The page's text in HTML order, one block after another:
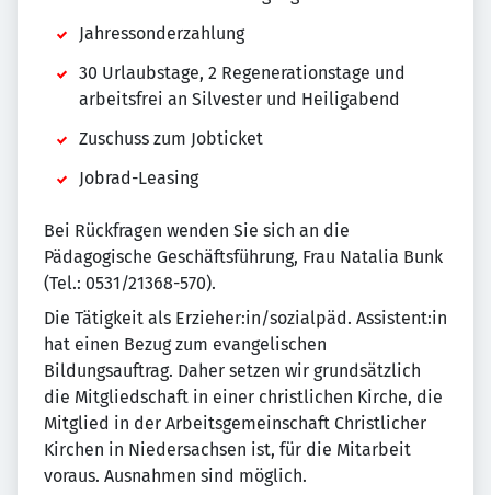
Jahressonderzahlung
30 Urlaubstage, 2 Regenerationstage und
arbeitsfrei an Silvester und Heiligabend
Zuschuss zum Jobticket
Jobrad-Leasing
Bei Rückfragen wenden Sie sich an die
Pädagogische Geschäftsführung, Frau Natalia Bunk
(Tel.: 0531/21368-570).
Die Tätigkeit als Erzieher:in/sozialpäd. Assistent:in
hat einen Bezug zum evangelischen
Bildungsauftrag. Daher setzen wir grundsätzlich
die Mitgliedschaft in einer christlichen Kirche, die
Mitglied in der Arbeitsgemeinschaft Christlicher
Kirchen in Niedersachsen ist, für die Mitarbeit
voraus. Ausnahmen sind möglich.